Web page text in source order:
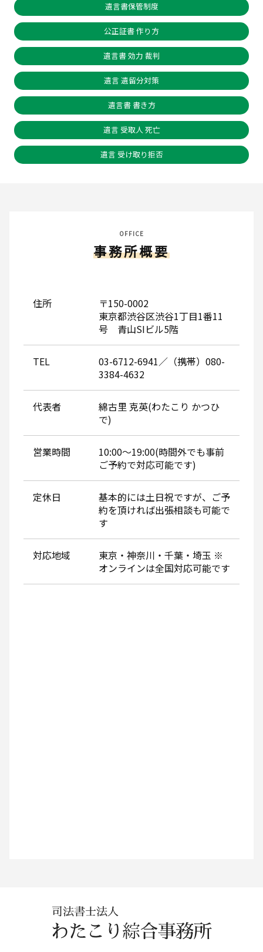
遺言書保管制度
公正証書 作り方
遺言書 効力 裁判
遺言 遺留分対策
遺言書 書き方
遺言 受取人 死亡
遺言 受け取り拒否
OFFICE
事務所概要
住所
〒150-0002
東京都渋谷区渋谷1丁目1番11
号 青山SIビル5階
TEL
03-6712-6941／（携帯）080-
3384-4632
代表者
綿古里 克英(わたこり かつひ
で)
営業時間
10:00～19:00(時間外でも事前
ご予約で対応可能です)
定休日
基本的には土日祝ですが、ご予
約を頂ければ出張相談も可能で
す
対応地域
東京・神奈川・千葉・埼玉 ※
オンラインは全国対応可能です